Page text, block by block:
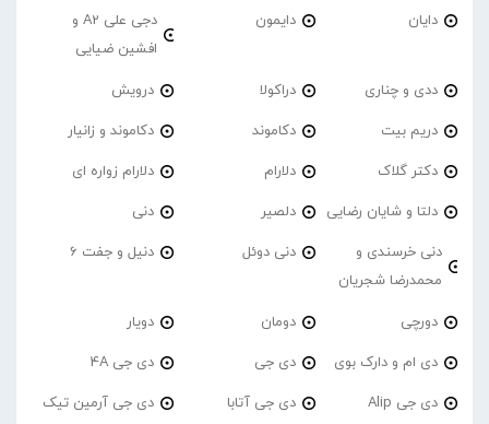
دایان دایمون
دجی علی A2 و
افشین ضیایی
ددی و چناری دراکولا درویش
دریم بیت دکاموند دکاموند و زانیار
دکتر گلاک دلارام دلارام زواره ای
دلتا و شایان رضایی دلصیر دنی
دنی خرسندی و
محمدرضا شجریان
دنی دوئل دنیل و جفت 6
دورچی دومان دویار
دی ام و دارک بوی دی جی دی جی 4A
دی جی Alip دی جی آتابا دی جی آرمین تیک